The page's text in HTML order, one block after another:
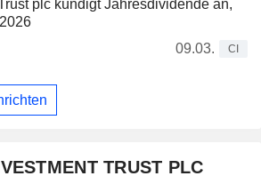
plc kündigt Jahresdividende an,
09.03.
CI
TRUST PLC